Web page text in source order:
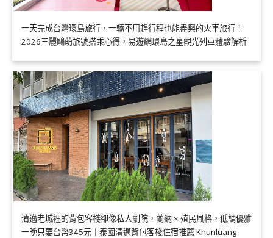
一天完成台灣環島旅行，一輛不用趕行程也能盡興的火車旅行！
2026三麗鷗萌旅號搭乘心得，易遊網環島之星觀光列車體驗解析
清邁老城裡的背包客棧卻像私人劇院，蘭納 × 殖民風格，低調優雅
一晚只要台幣345元｜泰國清邁背包客棧住宿推薦 Khunluang